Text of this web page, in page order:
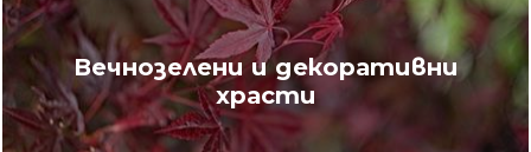
Вечнозелени и декоративни
храсти